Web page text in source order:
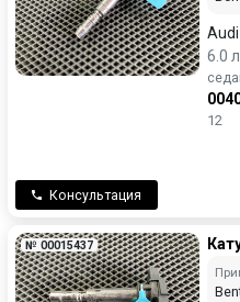
Audi
6.0
12
Консультация
№ 00015437